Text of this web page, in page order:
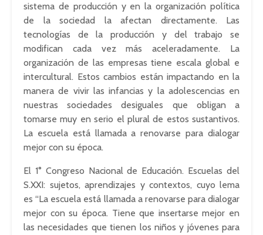
sistema de producción y en la organización política
de la sociedad la afectan directamente. Las
tecnologías de la producción y del trabajo se
modifican cada vez más aceleradamente. La
organización de las empresas tiene escala global e
intercultural. Estos cambios están impactando en la
manera de vivir las infancias y la adolescencias en
nuestras sociedades desiguales que obligan a
tomarse muy en serio el plural de estos sustantivos.
La escuela está llamada a renovarse para dialogar
mejor con su época.
El 1° Congreso Nacional de Educación. Escuelas del
S.XXI: sujetos, aprendizajes y contextos, cuyo lema
es “La escuela está llamada a renovarse para dialogar
mejor con su época. Tiene que insertarse mejor en
las necesidades que tienen los niños y jóvenes para